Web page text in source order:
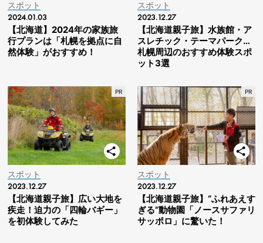
スポット
2024.01.03
【北海道】2024年の家族旅
行プランは「札幌を拠点に自
然体験」がおすすめ！
スポット
2023.12.27
【北海道親子旅】水族館・ア
スレチック・テーマパーク…
札幌周辺のおすすめ体験スポ
ット3選
スポット
2023.12.27
【北海道親子旅】広い大地を
疾走！迫力の「四輪バギー」
を初体験してみた
スポット
2023.12.27
【北海道親子旅】“ふれあえす
ぎる”動物園「ノースサファリ
サッポロ」に驚いた！